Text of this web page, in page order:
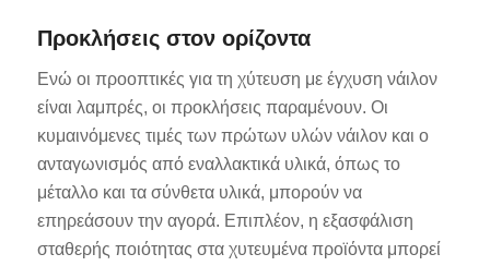
Προκλήσεις στον ορίζοντα
Ενώ οι προοπτικές για τη χύτευση με έγχυση νάιλον
είναι λαμπρές, οι προκλήσεις παραμένουν. Οι
κυμαινόμενες τιμές των πρώτων υλών νάιλον και ο
ανταγωνισμός από εναλλακτικά υλικά, όπως το
μέταλλο και τα σύνθετα υλικά, μπορούν να
επηρεάσουν την αγορά. Επιπλέον, η εξασφάλιση
σταθερής ποιότητας στα χυτευμένα προϊόντα μπορεί